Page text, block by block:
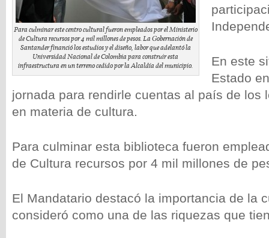
Para culminar este centro cultural fueron empleados por el Ministerio
de Cultura recursos por 4 mil millones de pesos. La Gobernación de
Santander financió los estudios y el diseño, labor que adelantó la
Universidad Nacional de Colombia para construir esta
infraestructura en un terreno cedido por la Alcaldía del municipio.
En este
Estado
jornada para rendirle cuentas al país de los
en materia de cultura.
Para culminar esta biblioteca fueron
de Cultura recursos por 4 mil millones de
El Mandatario destacó la importancia de la
consideró como una de las riquezas que
wp-
wp-